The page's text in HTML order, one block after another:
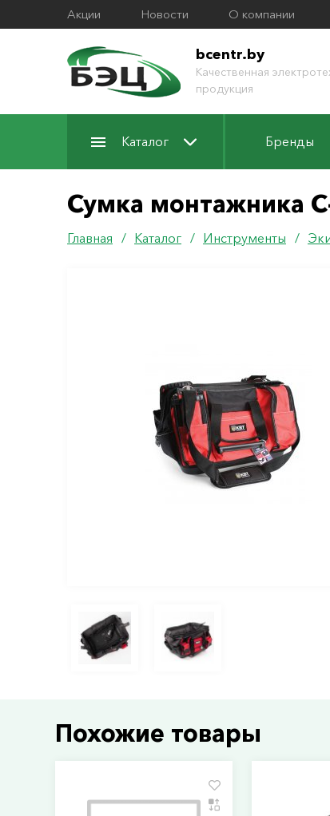
Акции Новости О компании
bcentr.by
Качественная
продукция
Каталог Бренды
Сумка монтажника
Главная / Каталог / Инструменты /
Похожие товары